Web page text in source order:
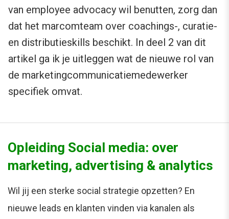
van employee advocacy wil benutten, zorg dan
dat het marcomteam over coachings-, curatie-
en distributieskills beschikt. In deel 2 van dit
artikel ga ik je uitleggen wat de nieuwe rol van
de marketingcommunicatiemedewerker
specifiek omvat.
Opleiding Social media: over
marketing, advertising & analytics
Wil jij een sterke social strategie opzetten? En
nieuwe leads en klanten vinden via kanalen als